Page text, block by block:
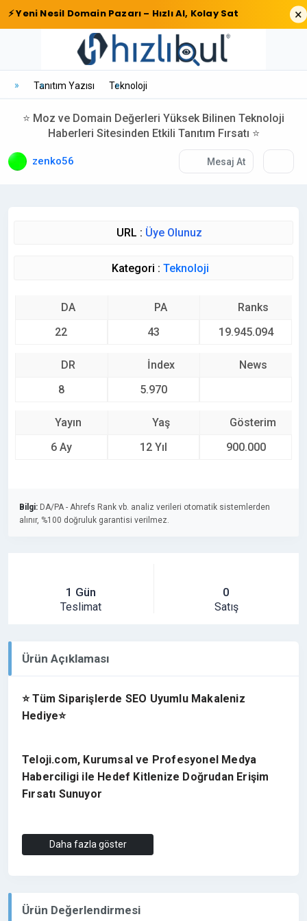
⚡ Yeni Nesil Domain Pazarı – Hızlı Al, Kolay Sat ×
Tanıtım Yazısı Teknoloji
⭐ Moz ve Domain Değerleri Yüksek Bilinen Teknoloji
Haberleri Sitesinden Etkili Tanıtım Fırsatı ⭐
zenko56 Mesaj At
URL : Üye Olunuz
Kategori : Teknoloji
DA
22
PA
43
Ranks
19.945.094
DR
8
İndex
5.970
News
Yayın
6 Ay
Yaş
12 Yıl
Gösterim
900.000
Bilgi: DA/PA - Ahrefs Rank vb. analiz verileri otomatik sistemlerden
alınır, %100 doğruluk garantisi verilmez.
1 Gün
Teslimat
0
Satış
Ürün Açıklaması
⭐ Tüm Siparişlerde SEO Uyumlu Makaleniz
Hediye⭐
Teloji.com, Kurumsal ve Profesyonel Medya
Haberciligi ile Hedef Kitlenize Doğrudan Erişim
Fırsatı Sunuyor
Türkiye,de geniş okuyucu kitlesine sahip, en güncel
gelişmeleri ve son dakika haberleri uzman kadrosu
gündeme dair en çarpıcı haberleri ile bölgede
Daha fazla göster
Ürün Değerlendirmesi